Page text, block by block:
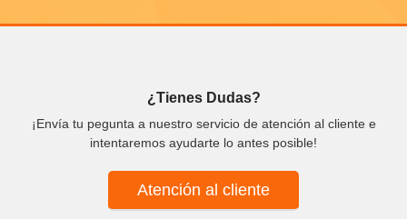
¿Tienes Dudas?
¡Envía tu pegunta a nuestro servicio de atención al cliente e
intentaremos ayudarte lo antes posible!
Atención al cliente